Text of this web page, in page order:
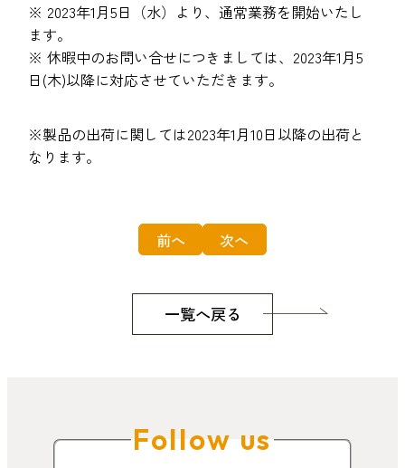
※ 2023年1月5日（水）より、通常業務を開始いたし
ます。
※ 休暇中のお問い合せにつきましては、2023年1月5
日(木)以降に対応させていただきます。
※製品の出荷に関しては2023年1月10日以降の出荷と
なります。
前へ 次へ
一覧へ戻る
Follow us